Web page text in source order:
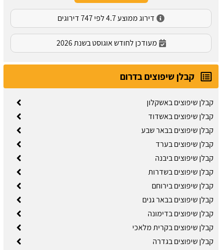
דירוג ממוצע 4.7 לפי 747 דירוגים
מעודכן לחודש אוגוסט בשנת 2026
קבלן שיפוצים בדרום
קבלן שיפוצים באשקלון
קבלן שיפוצים באשדוד
קבלן שיפוצים בבאר שבע
קבלן שיפוצים בערד
קבלן שיפוצים ביבנה
קבלן שיפוצים בשדרות
קבלן שיפוצים בירוחם
קבלן שיפוצים בבאר גנים
קבלן שיפוצים בדימונה
קבלן שיפוצים בקרית מלאכי
קבלן שיפוצים בגדרה